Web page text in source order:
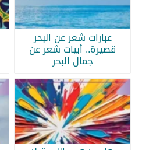
عبارات شعر عن البحر
قصيرة.. أبيات شعر عن
جمال البحر